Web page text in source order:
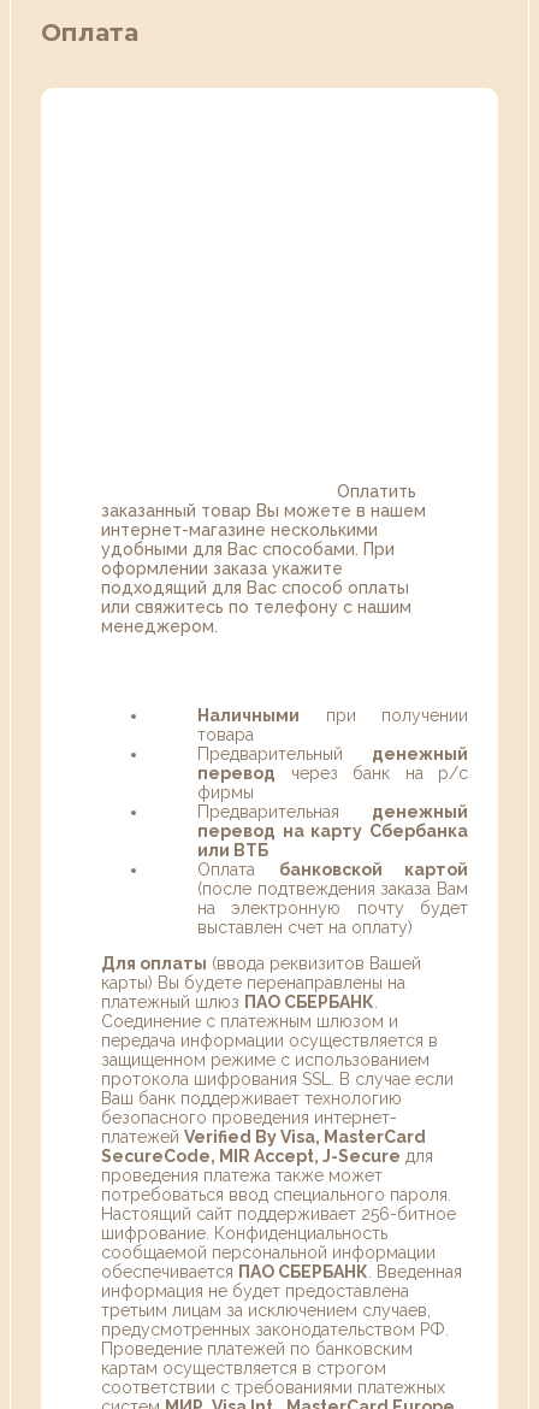
Оплата
Оплатить
заказанный товар Вы можете в нашем
интернет-магазине несколькими
удобными для Вас способами. При
оформлении заказа укажите
подходящий для Вас способ оплаты
или свяжитесь по телефону с нашим
менеджером.
Наличными при получении
товара
Предварительный денежный
перевод через банк на р/с
фирмы
Предварительная денежный
перевод на карту Сбербанка
или ВТБ
Оплата банковской картой
(после подтвеждения заказа Вам
на электронную почту будет
выставлен счет на оплату)
Для оплаты (ввода реквизитов Вашей
карты) Вы будете перенаправлены на
платежный шлюз ПАО СБЕРБАНК
Соединение с платежным шлюзом и
передача информации осуществляется в
защищенном режиме с использованием
протокола шифрования SSL. В случае если
Ваш банк поддерживает технологию
безопасного проведения интернет-
платежей Verified By Visa, MasterCard
SecureCode, MIR Accept, J-Secure для
проведения платежа также может
потребоваться ввод специального пароля.
Настоящий сайт поддерживает 256-битное
шифрование. Конфиденциальность
сообщаемой персональной информации
обеспечивается ПАО СБЕРБАНК . Введенная
информация не будет предоставлена
третьим лицам за исключением случаев,
предусмотренных законодательством РФ.
Проведение платежей по банковским
картам осуществляется в строгом
соответствии с требованиями платежных